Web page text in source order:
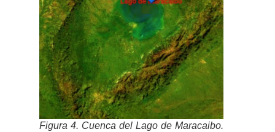
Figura 4. Cuenca del Lago de Maracaibo.